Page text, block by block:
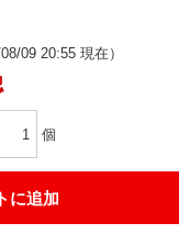
09 20:55 現在）
個